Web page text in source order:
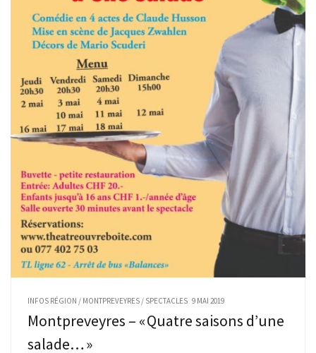
INFOS RÉGION / MONTPREVEYRES / SPECTACLES 9 MAI 2019
Montpreveyres – « Quatre saisons d’une
salade… »